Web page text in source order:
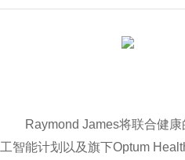
Raymond James将联合健康
工智能计划以及旗下Optum